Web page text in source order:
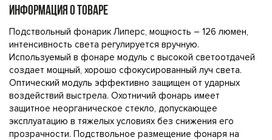
ИНФОРМАЦИЯ О ТОВАРЕ
Подствольный фонарик Липерс, мощность – 126 люмен,
интенсивность света регулируется вручную.
Используемый в фонаре модуль с высокой светоотдачей
создает мощный, хорошо сфокусированный луч света.
Оптический модуль эффективно защищен от ударных
воздействий выстрела. Охотничий фонарь имеет
защитное неорганическое стекло, допускающее
эксплуатацию в тяжелых условиях без снижения его
прозрачности. Подствольное размещение фонаря на